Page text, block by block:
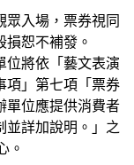
眾入場，票券視同
恕不補發。
位將依「藝文表演
項」第七項「票券
單位應提供消費者
並詳加說明。」之
。